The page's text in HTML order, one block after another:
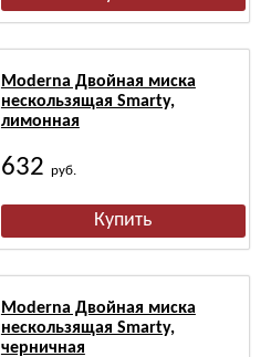
Moderna Двойная миска
нескользящая Smarty,
лимонная
632 руб.
Moderna Двойная миска
нескользящая Smarty,
черничная